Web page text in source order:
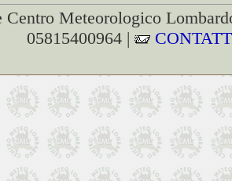
Centro Meteorologico
05815400964 |